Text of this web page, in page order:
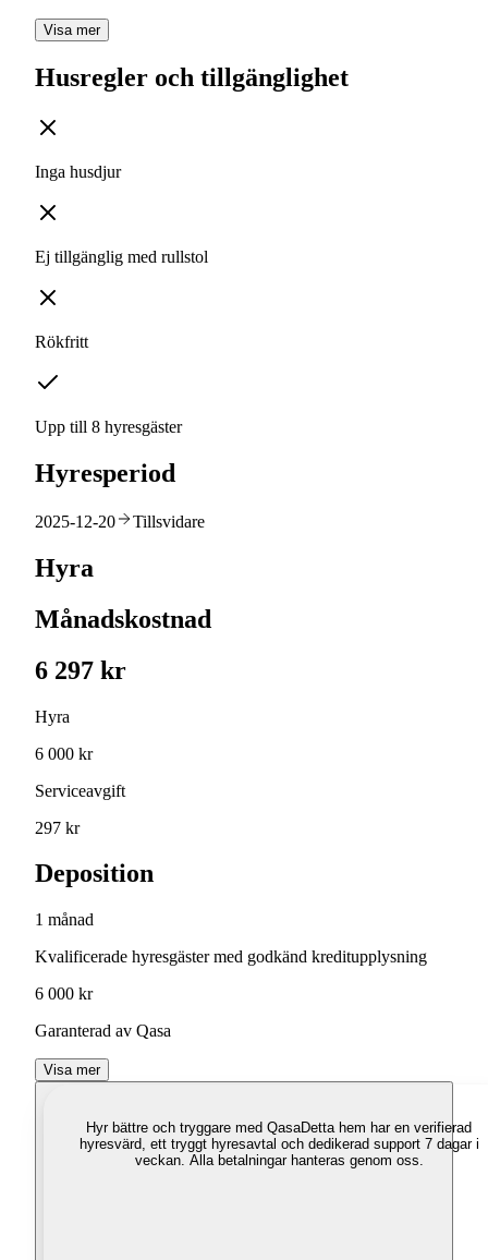
Visa mer
Husregler och tillgänglighet
Inga husdjur
Ej tillgänglig med rullstol
Rökfritt
Upp till 8 hyresgäster
Hyresperiod
2025-12-20 Tillsvidare
Hyra
Månadskostnad
6 297 kr
Hyra
6 000 kr
Serviceavgift
297 kr
Deposition
1 månad
Kvalificerade hyresgäster med godkänd kreditupplysning
6 000 kr
Garanterad av Qasa
Visa mer
Hyr bättre och tryggare med QasaDetta hem har en verifierad
hyresvärd, ett tryggt hyresavtal och dedikerad support 7 dagar i
veckan. Alla betalningar hanteras genom oss.